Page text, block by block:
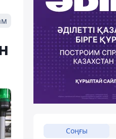
Соңғы